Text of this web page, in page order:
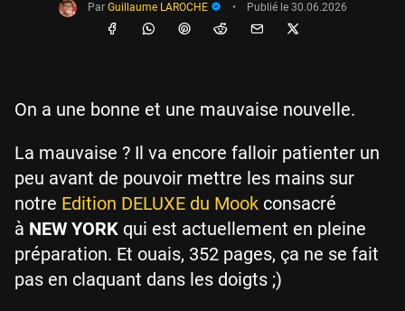
Par Guillaume LAROCHE • Publié le 30.06.2026
On a une bonne et une mauvaise nouvelle.
La mauvaise ? Il va encore falloir patienter un
peu avant de pouvoir mettre les mains sur
notre Edition DELUXE du Mook consacré
à NEW YORK qui est actuellement en pleine
préparation. Et ouais, 352 pages, ça ne se fait
pas en claquant dans les doigts ;)